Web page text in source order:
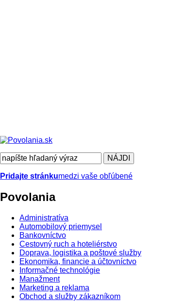
Pridajte stránkumedzi vaše obľúbené
Povolania
Administratíva
Automobilový priemysel
Bankovníctvo
Cestovný ruch a hoteliérstvo
Doprava, logistika a poštové služby
Ekonomika, financie a účtovníctvo
Informačné technológie
Manažment
Marketing a reklama
Obchod a služby zákazníkom